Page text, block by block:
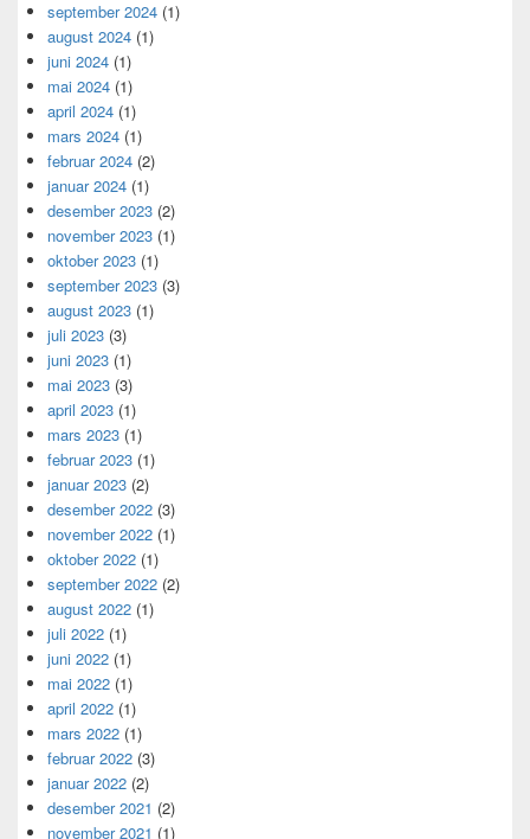
september 2024 (1)
august 2024 (1)
juni 2024 (1)
mai 2024 (1)
april 2024 (1)
mars 2024 (1)
februar 2024 (2)
januar 2024 (1)
desember 2023 (2)
november 2023 (1)
oktober 2023 (1)
september 2023 (3)
august 2023 (1)
juli 2023 (3)
juni 2023 (1)
mai 2023 (3)
april 2023 (1)
mars 2023 (1)
februar 2023 (1)
januar 2023 (2)
desember 2022 (3)
november 2022 (1)
oktober 2022 (1)
september 2022 (2)
august 2022 (1)
juli 2022 (1)
juni 2022 (1)
mai 2022 (1)
april 2022 (1)
mars 2022 (1)
februar 2022 (3)
januar 2022 (2)
desember 2021 (2)
november 2021 (1)